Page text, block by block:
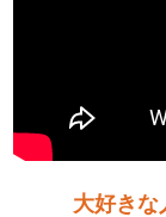
大好き